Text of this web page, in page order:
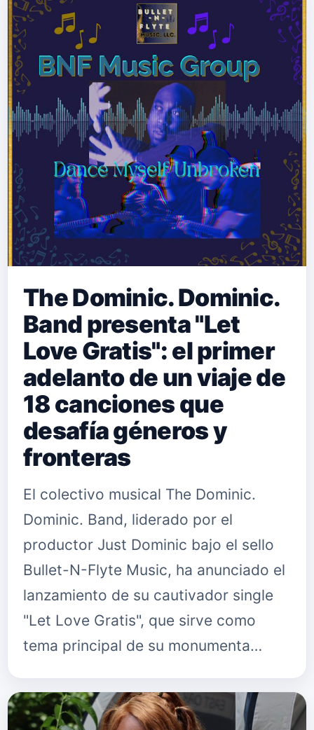
The Dominic. Dominic.
Band presenta "Let
Love Gratis": el primer
adelanto de un viaje de
18 canciones que
desafía géneros y
fronteras
El colectivo musical The Dominic.
Dominic. Band, liderado por el
productor Just Dominic bajo el sello
Bullet-N-Flyte Music, ha anunciado el
lanzamiento de su cautivador single
"Let Love Gratis", que sirve como
tema principal de su monumenta…